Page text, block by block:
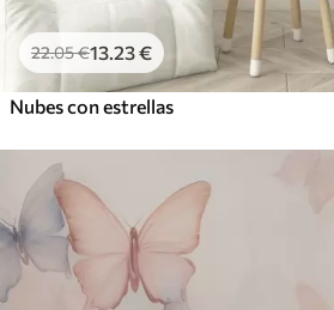
22.05€13 .23€
Nubes con estrellas